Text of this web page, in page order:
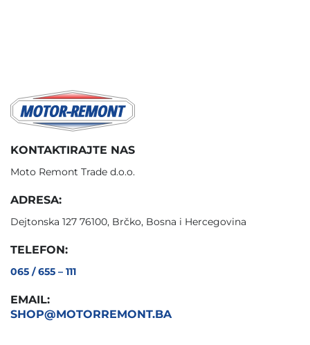
KONTAKTIRAJTE NAS
Moto Remont Trade d.o.o.
ADRESA:
Dejtonska 127 76100, Brčko, Bosna i Hercegovina
TELEFON:
065 / 655 – 111
EMAIL:
SHOP@MOTORREMONT.BA